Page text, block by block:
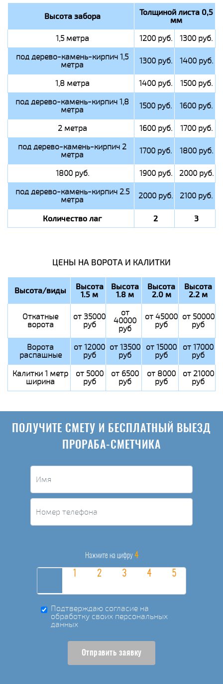
Высота забора Толщиной листа 0,5
мм
1,5 метра 1200 руб.
1300 руб.
под дерево-камень-кирпич 1,5
метра 1300 руб. 1400 руб.
1,8 метра 1400 руб.
1500 руб.
под дерево-камень-кирпич 1,8
метра 1500 руб. 1600 руб.
2 метра 1600 руб.
1700 руб.
под дерево-камень-кирпич 2
метра 1700 руб. 1800 руб.
1800 руб. 1900 руб.
2000 руб.
под дерево-камень-кирпич 2.5
метра 2000 руб. 2100 руб.
Количество лаг 2 3
ЦЕНЫ НА ВОРОТА И КАЛИТКИ
Высота/виды Высота
1.5 м
Высота
1.8 м
Высота
2.0 м
Высота
2.2 м
Откатные
ворота
от 35000
руб
от
40000
руб
от 45000
руб
от 50000
руб
Ворота
распашные
от 12000
руб
от 13500
руб
от 15000
руб
от 17000
руб
Калитки 1 метр
ширина
от 5000
руб
от 6500
руб
от 8000
руб
от 21000
руб
ПОЛУЧИТЕ СМЕТУ И БЕСПЛАТНЫЙ ВЫЕЗД
ПРОРАБА-СМЕТЧИКА
Нажмите на цифру 4
Подтверждаю согласие на
обработку своих персональных
данных
Отправить заявку